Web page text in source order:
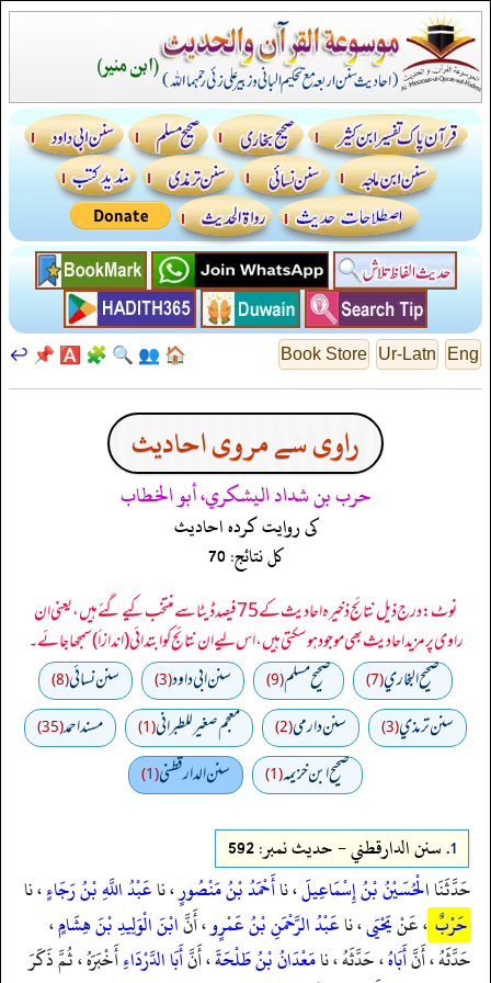
Eng
Ur-Latn
Book Store
🏠
👥
🔍
🧩
🅰️
📌
↩️
راوی سے مروی احادیث
حرب بن شداد اليشكري، أبو الخطاب
کی روایت کردہ احادیث
کل نتائج: 70
نوٹ: درج ذیل نتائج ذخیرہ احادیث کے 75 فیصد ڈیٹا سے منتخب کیے گئے ہیں، یعنی ان
راوی پر مزید احادیث بھی موجود ہو سکتی ہیں، اس لیے ان نتائج کو ابتدائی (اندازاً) سمجھا جائے۔
صحيح البخاري(7) صحيح مسلم(9) سنن ابي داود(3) سنن نسائي(8)
سنن ترمذي(3) سنن دارمي(2) معجم صغير للطبراني(1) مسند احمد(35)
صحيح ابن خزيمه(1) سنن الدارقطني(1)
1. سنن الدارقطني - حدیث نمبر: 592
حَدَّثَنَاالْحُسَيْنُ بْنُ إِسْمَاعِيلَ، ناأَحْمَدُ بْنُ مَنْصُورٍ، ناعَبْدُ اللَّهِ بْنُ رَجَاءٍ، نا
حَرْبٌ ، عَنْيَحْيَى، ناعَبْدُ الرَّحْمَنِ بْنُ عَمْرٍو، أَنَّابْنَ الْوَلِيدِ بْنَ هِشَامٍ،
حَدَّثَهُ ، أَنَّأَبَاهُ، حَدَّثَهُ ، نامَعْدَانُ بْنُ طَلْحَةَ، أَنَّأَبَا الدَّرْدَاءِأَخْبَرَهُ ، ثُمَّ ذَكَرَ